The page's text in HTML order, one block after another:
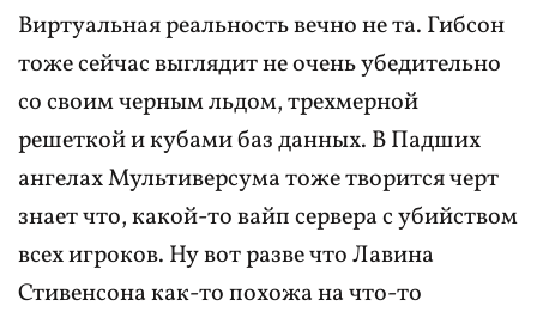
Виртуальная реальность вечно не та. Гибсон
тоже сейчас выглядит не очень убедительно
со своим черным льдом, трехмерной
решеткой и кубами баз данных. В Падших
ангелах Мультиверсума тоже творится черт
знает что, какой-то вайп сервера с убийством
всех игроков. Ну вот разве что Лавина
Стивенсона как-то похожа на что-то